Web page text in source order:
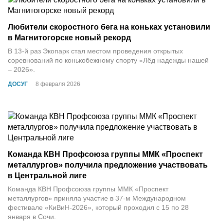
ДОСУГ 8 февраля 2026
Любители скоростного бега на коньках установили
в Магнитогорске новый рекорд
В 13-й раз Экопарк стал местом проведения открытых
соревнований по конькобежному спорту «Лёд надежды нашей
– 2026».
Команда КВН Профсоюза группы ММК «Проспект
металлургов» получила предложение участвовать
в Центральной лиге
Команда КВН Профсоюза группы ММК «Проспект
металлургов» приняла участие в 37-м Международном
фестивале «КиВиН-2026», который проходил с 15 по 28
января в Сочи.